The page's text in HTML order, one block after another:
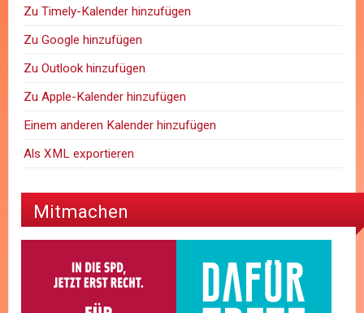
Zu Timely-Kalender hinzufügen
Zu Google hinzufügen
Zu Outlook hinzufügen
Zu Apple-Kalender hinzufügen
Einem anderen Kalender hinzufügen
Als XML exportieren
Mitmachen